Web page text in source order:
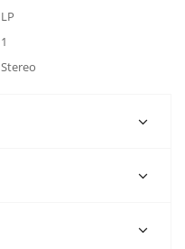
LP
1
Stereo